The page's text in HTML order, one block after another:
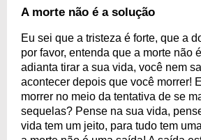
A morte não é a solução
Eu sei que a tristeza é forte, que a
por favor, entenda que a morte não
adianta tirar a sua vida, você nem
acontecer depois que você morrer!
morrer no meio da tentativa de se
sequelas? Pense na sua vida,
vida tem um jeito, para tudo tem